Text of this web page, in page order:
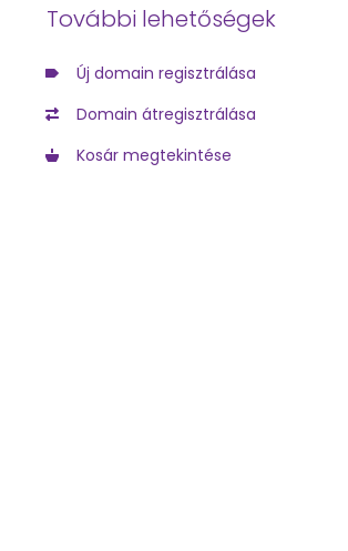
További lehetőségek
Új domain regisztrálása
Domain átregisztrálása
Kosár megtekintése